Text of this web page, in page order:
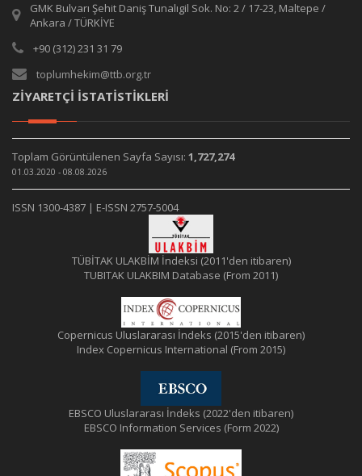
GMK Bulvarı Şehit Daniş Tunalıgil Sok. No: 2 / 17-23, Maltepe /
Ankara / TÜRKİYE
+90 (312) 231 31 79
toplumhekim@ttb.org.tr
ZİYARETÇİ İSTATİSTİKLERİ
Toplam Görüntülenen Sayfa Sayısı: 1,727,274
01.03.2020 - 08.08.2026
ISSN 1300-4387 | E-ISSN 2757-5004
TÜBİTAK ULAKBİM İndeksi (2011'den itibaren)
TUBITAK ULAKBIM Database (From 2011)
Copernicus Uluslararası İndeks (2015'den itibaren)
Index Copernicus International (From 2015)
EBSCO Uluslararası İndeks (2022'den itibaren)
EBSCO Information Services (Form 2022)